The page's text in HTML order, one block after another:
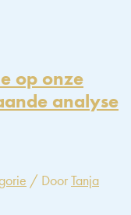
op onze
analyse
/ DoorTanja